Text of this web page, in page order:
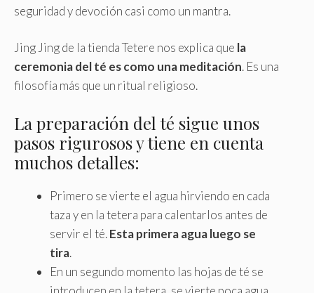
seguridad y devoción casi como un mantra.
Jing Jing de la tienda Tetere nos explica que la
ceremonia del té es como una meditación. Es una
filosofía más que un ritual religioso.
La preparación del té sigue unos
pasos rigurosos y tiene en cuenta
muchos detalles:
Primero se vierte el agua hirviendo en cada
taza y en la tetera para calentarlos antes de
servir el té.Esta primera agua luego se
tira.
En un segundo momento las hojas de té se